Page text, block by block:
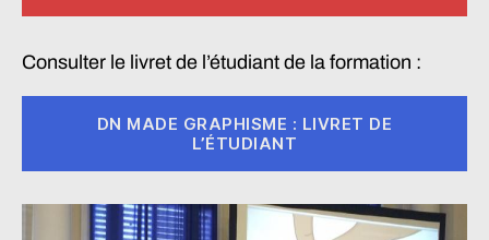
Consulter le livret de l’étudiant de la formation :
DN MADE GRAPHISME : LIVRET DE
L’ÉTUDIANT